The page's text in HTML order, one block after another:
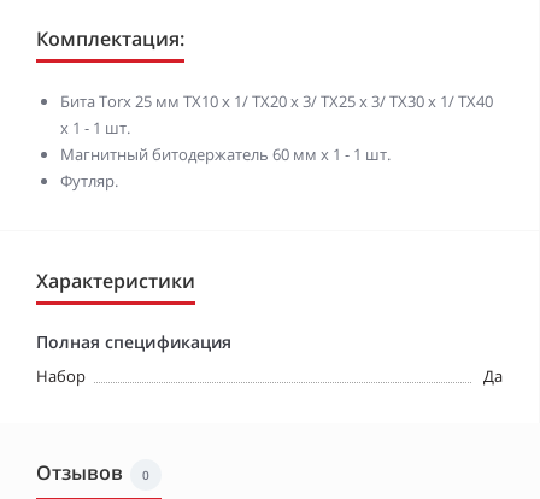
Комплектация:
Бита Torx 25 мм ТХ10 х 1/ ТХ20 х 3/ ТХ25 х 3/ ТХ30 х 1/ ТХ40
х 1 - 1 шт.
Магнитный битодержатель 60 мм х 1 - 1 шт.
Футляр.
Характеристики
Полная спецификация
Набор Да
Отзывов 0